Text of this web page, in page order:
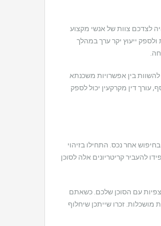
לצדכם צוות של אנשי מקצוע
ולספק ייעוץ יקר ערך במהלך
בין אפשרויות משכנתא
עורך דין מקרקעין יכול לספק
אחר נכס. התחילו בזיהוי
להעביר קריטריונים אלה לסוכן
צפיות עם הסוכן שלכם. כשאתם
זכרו שייתכן שיחלוף